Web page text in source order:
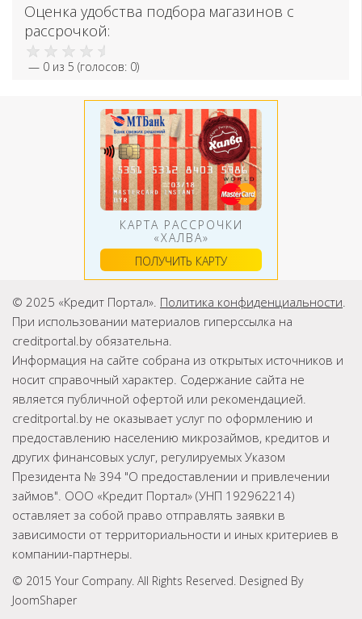
Оценка удобства подбора магазинов с
рассрочкой:
— 0 из 5 (голосов: 0)
КАРТА РАССРОЧКИ
«ХАЛВА»
ПОЛУЧИТЬ КАРТУ
© 2025 «Кредит Портал». Политика конфиденциальности.
При использовании материалов гиперссылка на
creditportal.by обязательна.
Информация на сайте собрана из открытых источников и
носит справочный характер. Содержание сайта не
является публичной офертой или рекомендацией.
creditportal.by не оказывает услуг по оформлению и
предоставлению населению микрозаймов, кредитов и
других финансовых услуг, регулируемых Указом
Президента № 394 "О предоставлении и привлечении
займов". ООО «Кредит Портал» (УНП 192962214)
оставляет за собой право отправлять заявки в
зависимости от территориальности и иных критериев в
компании-партнеры.
© 2015 Your Company. All Rights Reserved. Designed By
JoomShaper